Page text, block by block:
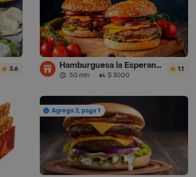
3.6 Hamburguesa la Esperanza
50 min · $ 3000
1.1
Agrega 2, paga 1